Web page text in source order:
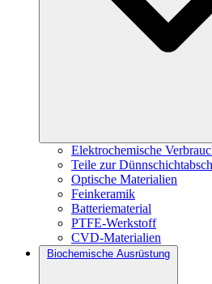
Elektrochemische
Teile zur
Optische Materialien
Feinkeramik
Batteriematerial
PTFE-Werkstoff
CVD-Materialien
Biochemische Ausrüstung